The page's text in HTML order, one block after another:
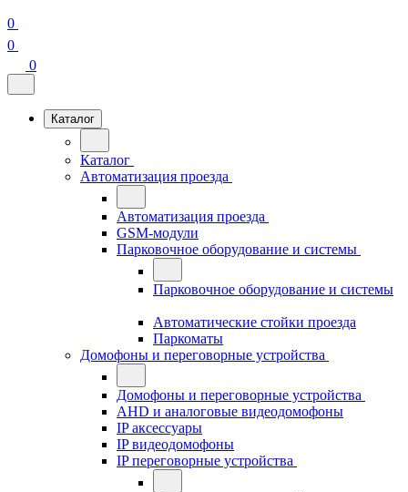
0
0
0
Каталог
Каталог
Автоматизация проезда
Автоматизация проезда
GSM-модули
Парковочное оборудование и системы
Парковочное оборудование и системы
Автоматические стойки проезда
Паркоматы
Домофоны и переговорные устройства
Домофоны и переговорные устройства
AHD и аналоговые видеодомофоны
IP аксессуары
IP видеодомофоны
IP переговорные устройства